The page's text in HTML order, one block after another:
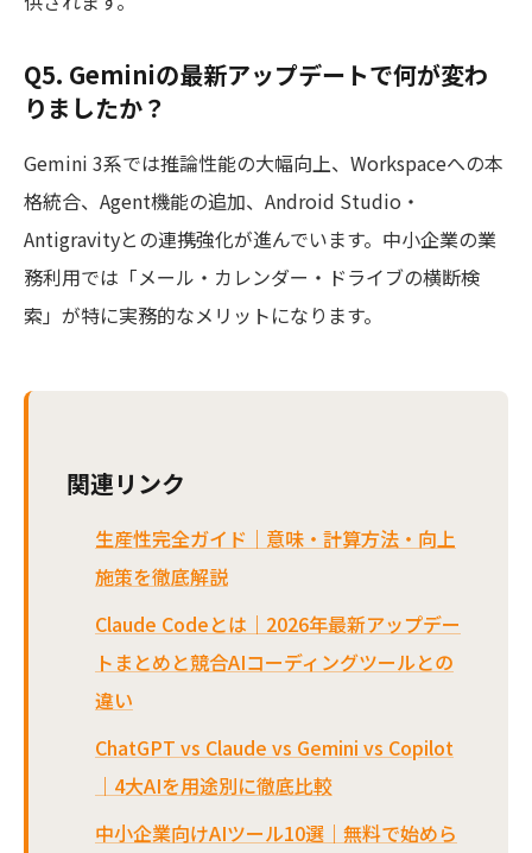
Q5. Geminiの最新アップデートで何が変わ
りましたか？
Gemini 3系では推論性能の大幅向上、Workspaceへの本
格統合、Agent機能の追加、Android Studio・
Antigravityとの連携強化が進んでいます。中小企業の業
務利用では「メール・カレンダー・ドライブの横断検
索」が特に実務的なメリットになります。
関連リンク
生産性完全ガイド｜意味・計算方法・向上
施策を徹底解説
Claude Codeとは｜2026年最新アップデー
トまとめと競合AIコーディングツールとの
違い
ChatGPT vs Claude vs Gemini vs Copilot
｜4大AIを用途別に徹底比較
中小企業向けAIツール10選｜無料で始めら